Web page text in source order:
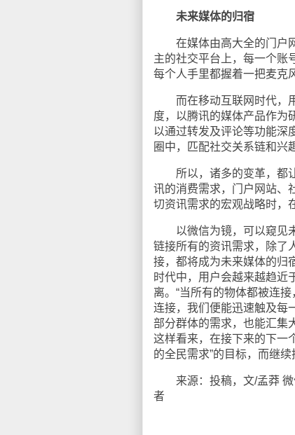
未来媒体的归宿
在媒体由高大全的门户网
主的社交平台上，每一个账
每个人手里都握着一把麦克
而在移动互联网时代，用
度，以腾讯的媒体产品作为
以通过转发及评论等功能深
圈中，匹配社交关系链和兴
所以，诸多的变革，都让
讯的消费需求，门户网站、
切资讯需求的宏观战略时，
以微信为镜，可以窥见未
链接所有的资讯需求，除了
接，都将成为未来媒体的归
时代中，用户会越来越趋近
离。“当所有的物体都被连
连接，我们便能迅速触及每
部分群体的需求，也能汇集
这样看来，在接下来的下一
的全民需求”的目标，而继续
来源：投稿，文/孟莽 微
者